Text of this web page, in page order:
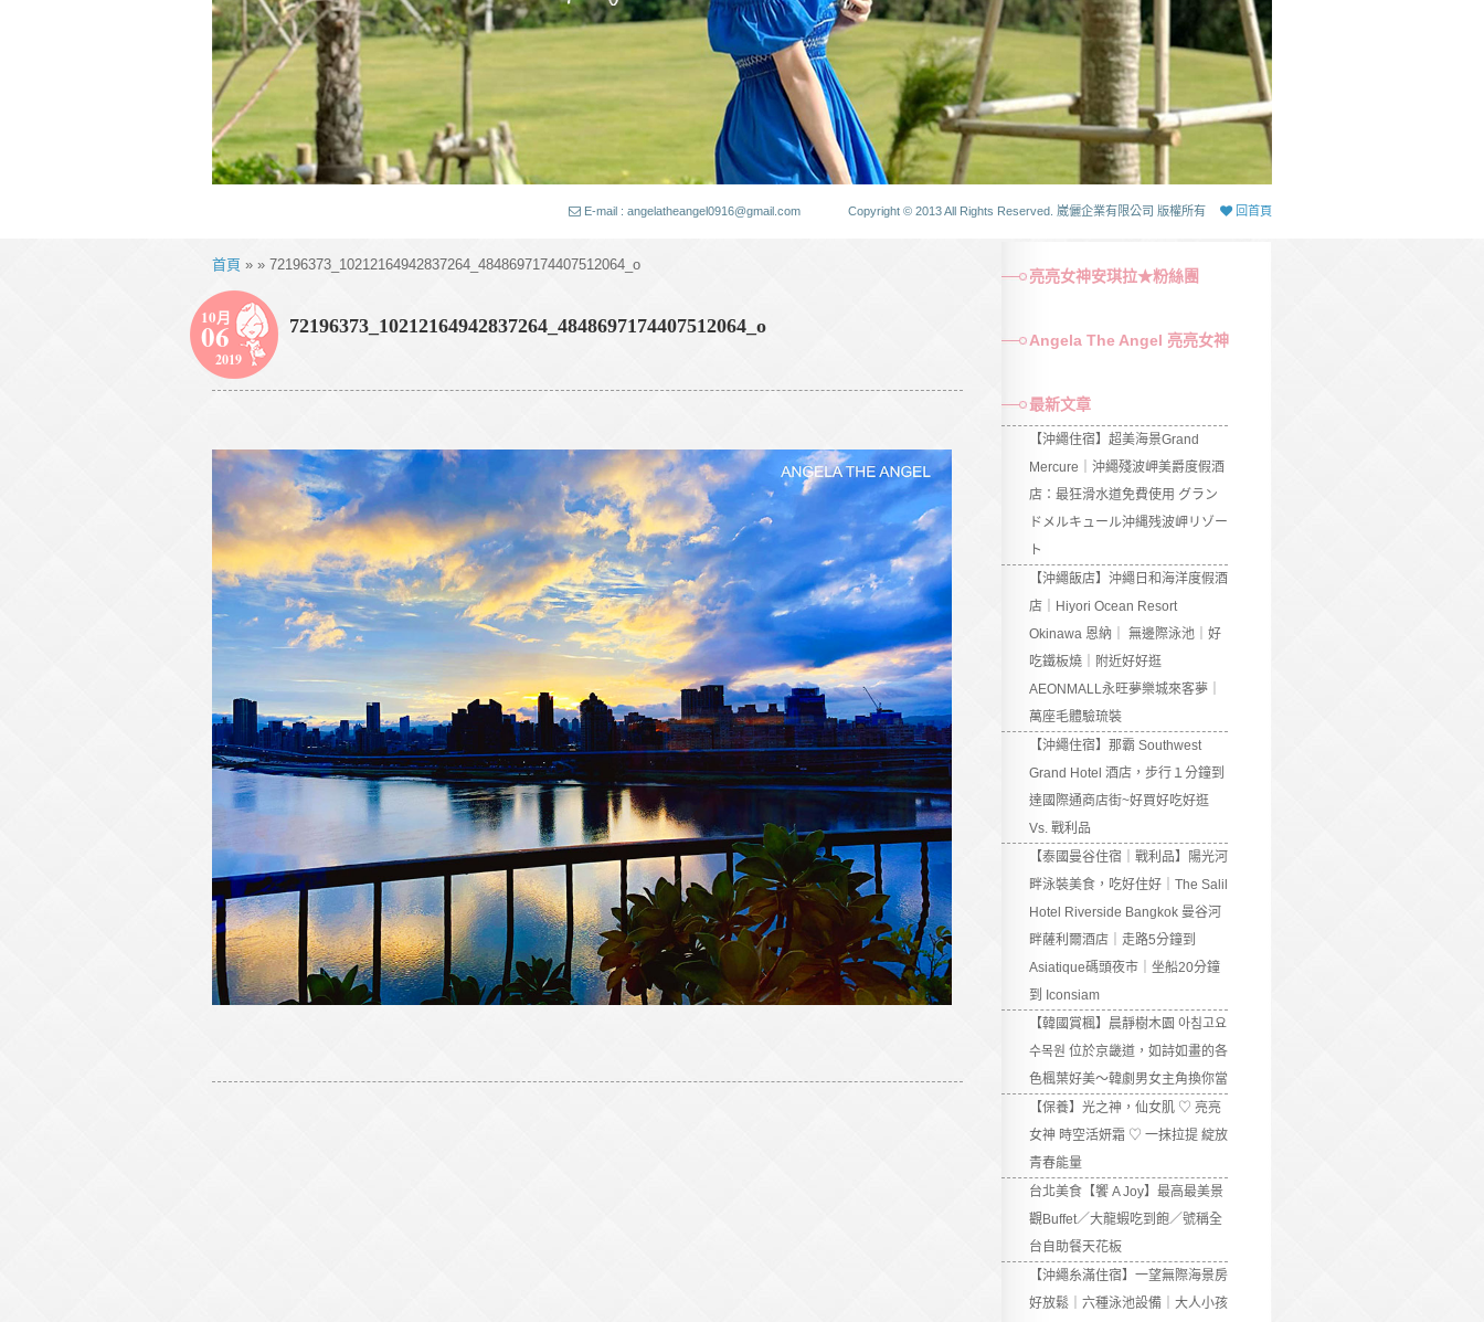
E-mail : angelatheangel0916@gmail.com Copyright © 2013 All Rights Reserved. 崴儷企業有限公司 版權所有 回首頁
首頁 » » 72196373_10212164942837264_4848697174407512064_o
10月
06
2019
72196373_10212164942837264_4848697174407512064_o
亮亮女神安琪拉★粉絲團
Angela The Angel 亮亮女神
最新文章
【沖繩住宿】超美海景Grand
Mercure｜沖繩殘波岬美爵度假酒
店：最狂滑水道免費使用 グラン
ドメルキュール沖縄残波岬リゾー
ト
【沖繩飯店】沖繩日和海洋度假酒
店｜Hiyori Ocean Resort
Okinawa 恩納｜ 無邊際泳池｜好
吃鐵板燒｜附近好好逛
AEONMALL永旺夢樂城來客夢｜
萬座毛體驗琉裝
【沖繩住宿】那霸 Southwest
Grand Hotel 酒店，步行１分鐘到
達國際通商店街~好買好吃好逛
Vs. 戰利品
【泰國曼谷住宿｜戰利品】陽光河
畔泳裝美食，吃好住好｜The Salil
Hotel Riverside Bangkok 曼谷河
畔薩利爾酒店｜走路5分鐘到
Asiatique碼頭夜市｜坐船20分鐘
到 Iconsiam
【韓國賞楓】晨靜樹木園 아침고요
수목원 位於京畿道，如詩如畫的各
色楓葉好美～韓劇男女主角換你當
【保養】光之神，仙女肌 ♡ 亮亮
女神 時空活妍霜 ♡ 一抹拉提 綻放
青春能量
台北美食【饗 A Joy】最高最美景
觀Buffet／大龍蝦吃到飽／號稱全
台自助餐天花板
【沖繩糸滿住宿】一望無際海景房
好放鬆｜六種泳池設備｜大人小孩